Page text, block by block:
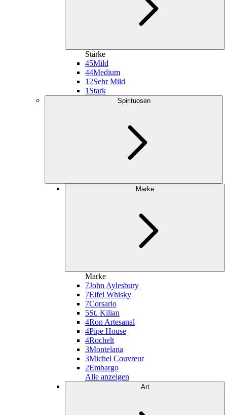
Stärke
45Mild
44Medium
12Sehr Mild
1 Stark
Spirituosen
Marke
Marke
7John Aylesbury
7Eifel Whisky
7Corsario
5St. Kilian
4Ron Artesanal
4Pipe House
4Rochelt
3Montelana
3Michel Couvreur
2Embargo
Alle anzeigen
Art